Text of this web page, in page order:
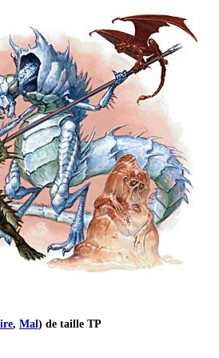
, Mal) de taille TP